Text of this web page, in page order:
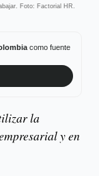
Foto: Factorial HR.
como fuente
la
y en